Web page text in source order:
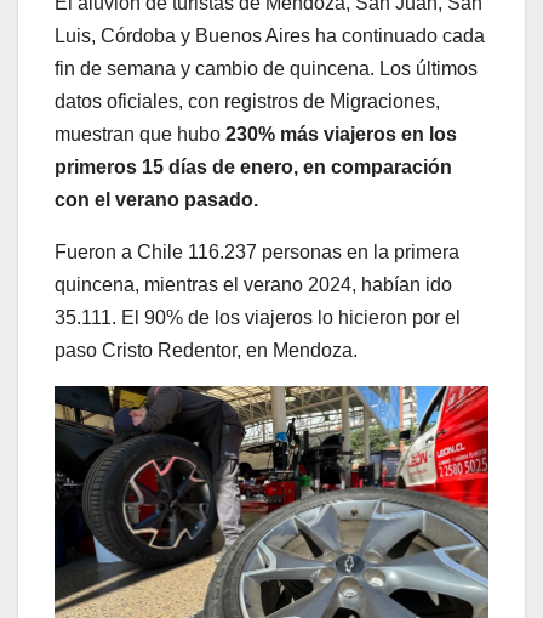
Luis, Córdoba y Buenos Aires ha continuado cada
fin de semana y cambio de quincena. Los últimos
datos oficiales, con registros de Migraciones,
muestran que hubo 230% más viajeros en los
primeros 15 días de enero, en comparación
con el verano pasado.
Fueron a Chile 116.237 personas en la primera
quincena, mientras el verano 2024, habían ido
35.111. El 90% de los viajeros lo hicieron por el
paso Cristo Redentor, en Mendoza.